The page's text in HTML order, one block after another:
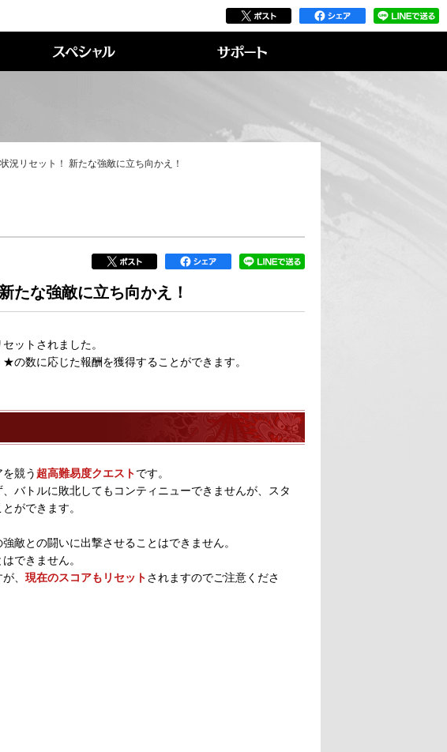
況リセット！ 新たな強敵に立ち向かえ！
たな強敵に立ち向かえ！
ットされました。
数に応じた報酬を獲得することができます。
競う 超高難易度クエストです。
バトルに敗北してもコンティニューできませんが、スタ
ができます。
敵との闘いに出撃させることはできません。
できません。
、 現在のスコアもリセットされますのでご注意くださ